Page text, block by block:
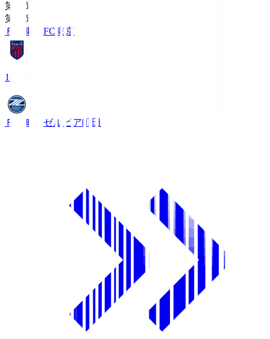
第1節
第1節
ＦＣ東京 FC東京
19:00
ＦＣ町田ゼルビア町田